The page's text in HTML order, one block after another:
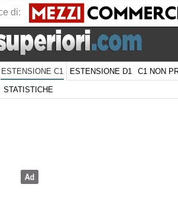
ESTENSIONE C1 ESTENSIONE D1 C1 NON
STATISTICHE
di: